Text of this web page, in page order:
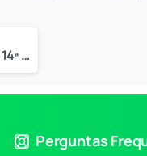
Ordem do Dia – 14ª Sessão Ordinária
Perguntas